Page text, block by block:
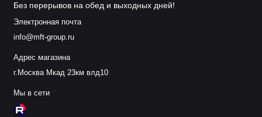
Без перерывов на обед и выходных дней!
Электронная почта
info@mft-group.ru
Адрес магазина
г.Москва Мкад 23км влд10
Мы в сети